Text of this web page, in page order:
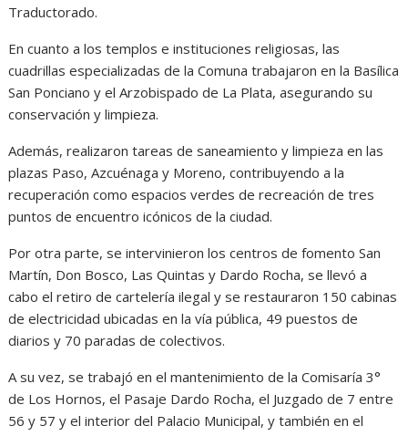
Traductorado.
En cuanto a los templos e instituciones religiosas, las
cuadrillas especializadas de la Comuna trabajaron en la Basílica
San Ponciano y el Arzobispado de La Plata, asegurando su
conservación y limpieza.
Además, realizaron tareas de saneamiento y limpieza en las
plazas Paso, Azcuénaga y Moreno, contribuyendo a la
recuperación como espacios verdes de recreación de tres
puntos de encuentro icónicos de la ciudad.
Por otra parte, se intervinieron los centros de fomento San
Martín, Don Bosco, Las Quintas y Dardo Rocha, se llevó a
cabo el retiro de cartelería ilegal y se restauraron 150 cabinas
de electricidad ubicadas en la vía pública, 49 puestos de
diarios y 70 paradas de colectivos.
A su vez, se trabajó en el mantenimiento de la Comisaría 3°
de Los Hornos, el Pasaje Dardo Rocha, el Juzgado de 7 entre
56 y 57 y el interior del Palacio Municipal, y también en el